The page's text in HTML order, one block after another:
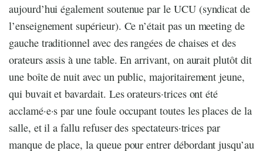
aujourd’hui également soutenue par le UCU (syndicat de
l’enseignement supérieur). Ce n’était pas un meeting de
gauche traditionnel avec des rangées de chaises et des
orateurs assis à une table. En arrivant, on aurait plutôt dit
une boîte de nuit avec un public, majoritairement jeune,
qui buvait et bavardait. Les orateurs·trices ont été
acclamé·e·s par une foule occupant toutes les places de la
salle, et il a fallu refuser des spectateurs·trices par
manque de place, la queue pour entrer débordant jusqu’au